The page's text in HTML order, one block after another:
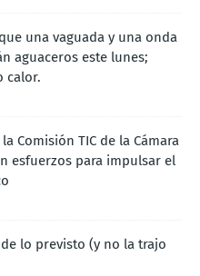
una vaguada y una onda
aguaceros este lunes;
calor.
Comisión TIC de la Cámara
esfuerzos para impulsar el
lo previsto (y no la trajo